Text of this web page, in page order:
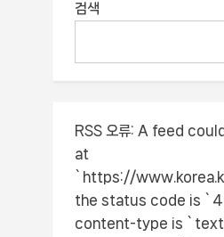
검색
RSS 오류: A feed
at
`https://
the status code is
content-type is